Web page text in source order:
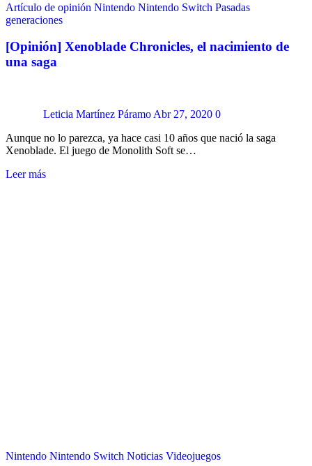
Artículo de opinión Nintendo Nintendo Switch Pasadas
generaciones
[Opinión] Xenoblade Chronicles, el nacimiento de
una saga
Leticia Martínez Páramo Abr 27, 2020 0
Aunque no lo parezca, ya hace casi 10 años que nació la saga
Xenoblade. El juego de Monolith Soft se…
Leer más
Nintendo Nintendo Switch Noticias Videojuegos